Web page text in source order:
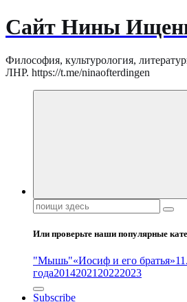
Сайт Нины
Философия, культурология,
ЛНР. https://t.me/ninaofterdingen
Поиск:
Или проверьте наши популярные
"Мышь"«Иосиф и его братья»
года2014202120222023
Subscribe